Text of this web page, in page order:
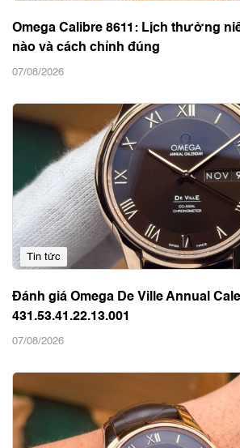
Tin tức
Omega Calibre 8611: Lịch thường
nào và cách chỉnh đúng
07/08/2026
Tin tức
Đánh giá Omega De Ville Annual
431.53.41.22.13.001